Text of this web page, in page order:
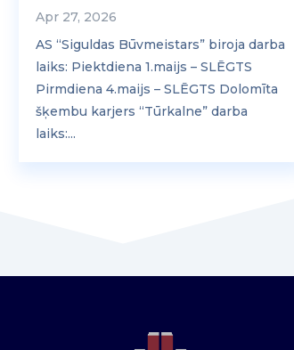
Apr 27, 2026
AS “Siguldas Būvmeistars” biroja darba
laiks: Piektdiena 1.maijs – SLĒGTS
Pirmdiena 4.maijs – SLĒGTS Dolomīta
šķembu karjers “Tūrkalne” darba
laiks:...